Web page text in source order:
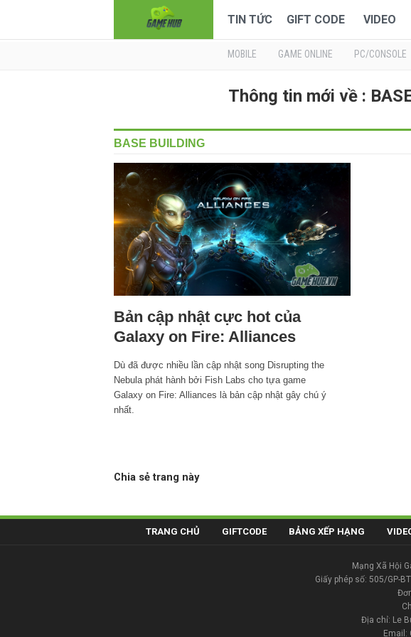
TIN TỨC GIFT CODE VIDEO
MOBILE GAME ONLINE PC/CONSOLE
Thông tin mới về :
BASE BUILDING
Bản cập nhật cực hot của
Galaxy on Fire: Alliances
Dù đã được nhiều lần cập nhật song Disrupting the
Nebula phát hành bởi Fish Labs cho tựa game
Galaxy on Fire: Alliances là bản cập nhật gây chú ý
nhất.
Chia sẻ trang này
TRANG CHỦ GIFTCODE BẢNG XẾP HẠNG
Mạng Xã Hội
Giấy phép số: 505/GP-
Địa chỉ: Le
Email: